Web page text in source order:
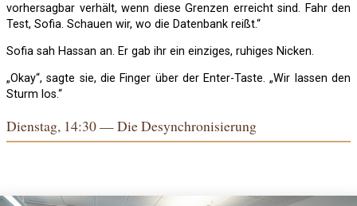
vorhersagbar verhält, wenn diese Grenzen erreicht sind. Fahr den
Test, Sofia. Schauen wir, wo die Datenbank reißt.“
Sofia sah Hassan an. Er gab ihr ein einziges, ruhiges Nicken.
„Okay“, sagte sie, die Finger über der Enter-Taste. „Wir lassen den
Sturm los.“
Dienstag, 14:30 — Die Desynchronisierung